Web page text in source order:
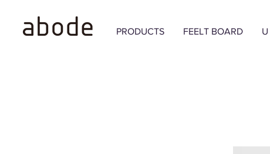
PRODUCTS FEELT BOARD U